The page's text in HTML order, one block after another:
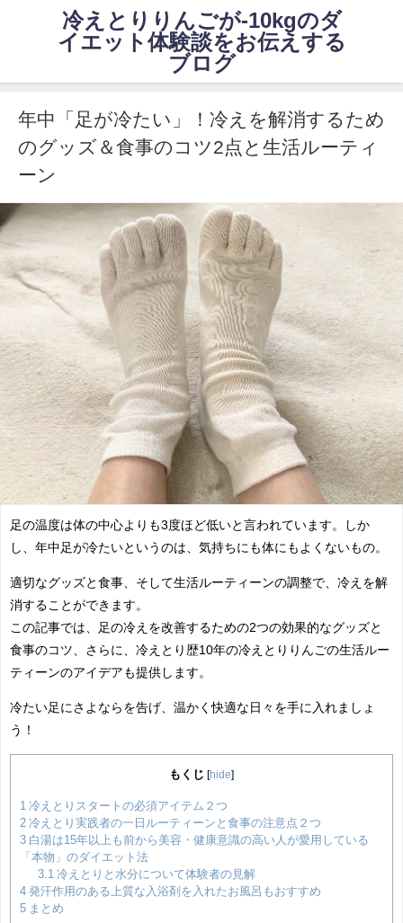
冷えとりりんごが-10kgのダ
イエット体験談をお伝えする
ブログ
年中「足が冷たい」！冷えを解消するため
のグッズ＆食事のコツ2点と生活ルーティ
ーン
足の温度は体の中心よりも3度ほど低いと言われています。しか
し、年中足が冷たいというのは、気持ちにも体にもよくないもの。
適切なグッズと食事、そして生活ルーティーンの調整で、冷えを解
消することができます。
この記事では、足の冷えを改善するための2つの効果的なグッズと
食事のコツ、さらに、冷えとり歴10年の冷えとりりんごの生活ルー
ティーンのアイデアも提供します。
冷たい足にさよならを告げ、温かく快適な日々を手に入れましょ
う！
もくじ hide
1 冷えとりスタートの必須アイテム２つ
2 冷えとり実践者の一日ルーティーンと食事の注意点２つ
3 白湯は15年以上も前から美容・健康意識の高い人が愛用している
「本物」のダイエット法
3.1 冷えとりと水分について体験者の見解
4 発汗作用のある上質な入浴剤を入れたお風呂もおすすめ
5 まとめ